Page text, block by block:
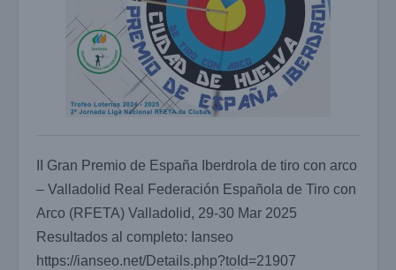
II Gran Premio de España Iberdrola de tiro con arco
– Valladolid Real Federación Española de Tiro con
Arco (RFETA) Valladolid, 29-30 Mar 2025
Resultados al completo: Ianseo
https://ianseo.net/Details.php?toId=21907